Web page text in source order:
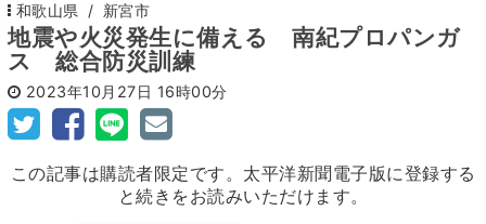
和歌山県 新宮市
地震や火災発生に備える 南紀プロパンガ
ス 総合防災訓練
2023年10月27日 16時00分
この記事は購読者限定です。太平洋新聞電子版に登録する
と続きをお読みいただけます。